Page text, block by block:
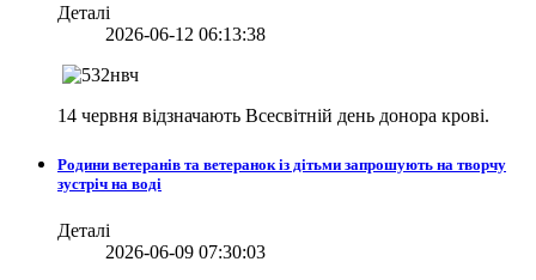
Деталі
2026-06-12 06:13:38
14 червня відзначають Всесвітній день донора крові.
Родини ветеранів та ветеранок із дітьми запрошують на творчу
зустріч на воді
Деталі
2026-06-09 07:30:03